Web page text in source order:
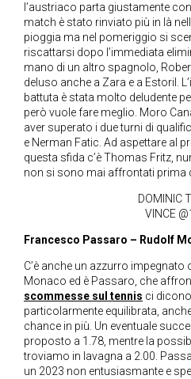
l’austriaco parta giustamente
match è stato rinviato più in là
pioggia ma nel pomeriggio si
riscattarsi dopo l’immediata
mano di un altro spagnolo,
deluso anche a Zara e a Estoril.
battuta è stata molto deludente
però vuole fare meglio. Moro
aver superato i due turni di
e Nerman Fatic. Ad aspettare al
questa sfida c’è Thomas Fritz,
non si sono mai affrontati prima
DOMINIC
VINCE
Francesco Passaro – Rudolf
C’è anche un azzurro impegnato
Monaco ed è Passaro, che
scommesse sul tennis ci
particolarmente equilibrata,
chance in più. Un eventuale
proposto a 1.78, mentre la
troviamo in lavagna a 2.00.
un 2023 non entusiasmante e